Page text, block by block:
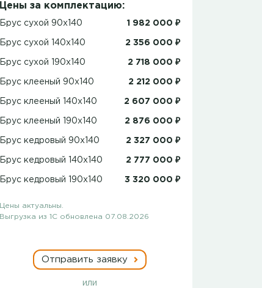
Цены за комплектацию:
Брус сухой 90x140 1 982 000 ₽
Брус сухой 140x140 2 356 000 ₽
Брус сухой 190x140 2 718 000 ₽
Брус клееный 90x140 2 212 000 ₽
Брус клееный 140x140 2 607 000 ₽
Брус клееный 190x140 2 876 000 ₽
Брус кедровый 90x140 2 327 000 ₽
Брус кедровый 140x140 2 777 000 ₽
Брус кедровый 190x140 3 320 000 ₽
Цены актуальны.
Выгрузка из 1С обновлена 07.08.2026
Отправить заявку
или